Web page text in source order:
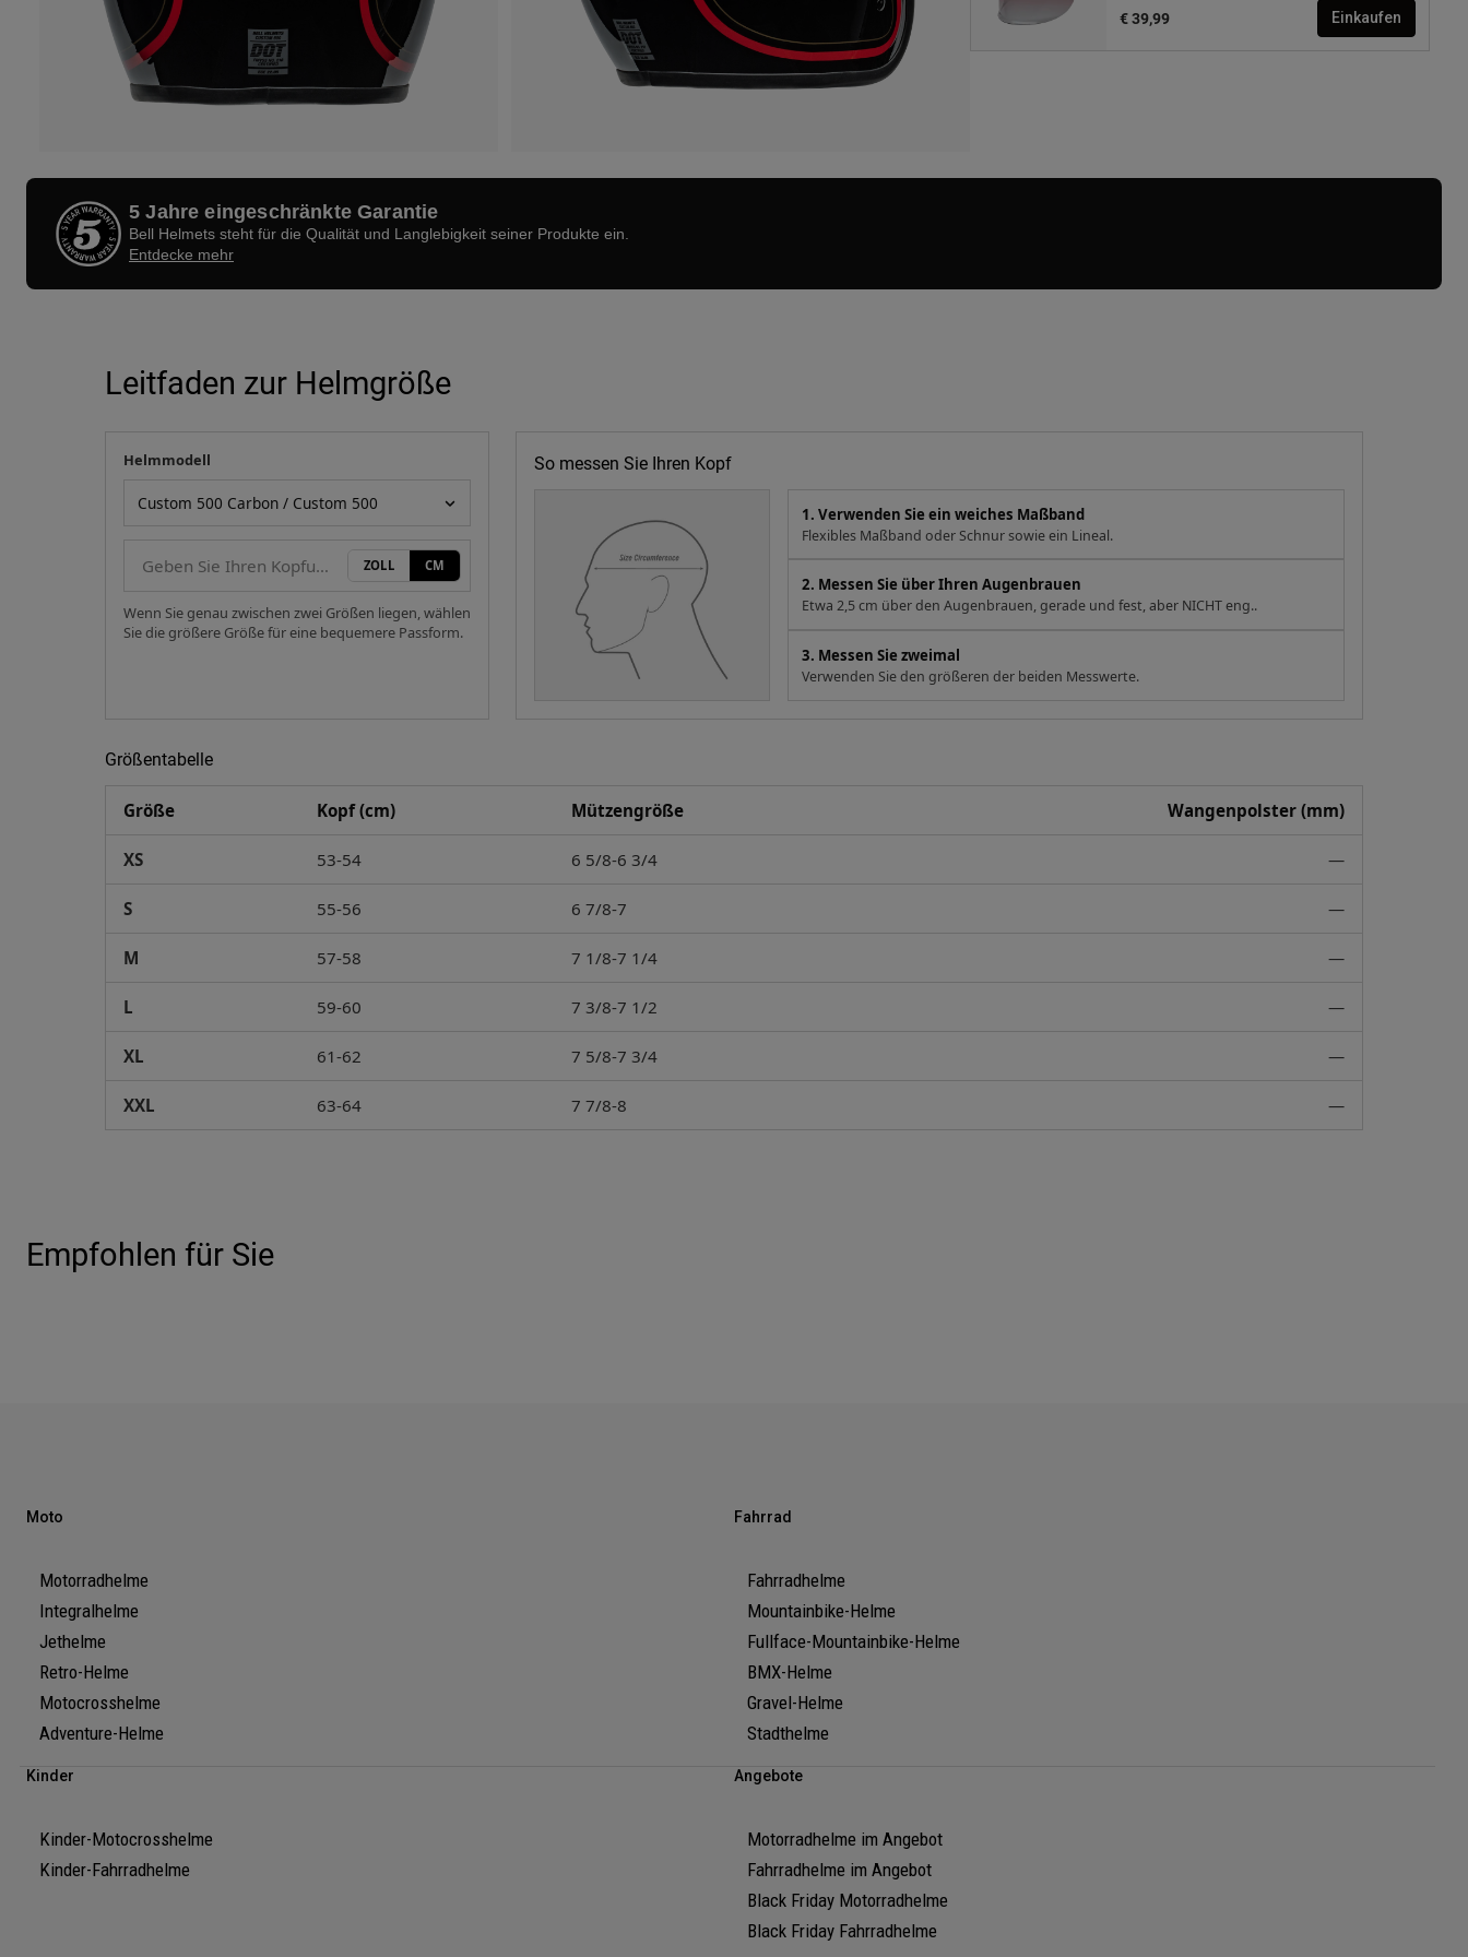
€ 39,99 Einkaufen
5 Jahre eingeschränkte Garantie
Bell Helmets steht für die Qualität und Langlebigkeit seiner Produkte ein.
Entdecke mehr
Leitfaden zur Helmgröße
So messen Sie Ihren Kopf
1. Verwenden Sie ein weiches Maßband
Flexibles Maßband oder Schnur sowie ein Lineal.
2. Messen Sie über Ihren Augenbrauen
Etwa 2,5 cm über den Augenbrauen, gerade und fest, aber NICHT eng..
3. Messen Sie zweimal
Verwenden Sie den größeren der beiden Messwerte.
Ihre Messung
Helmmodell
ZOLL CM
Wenn Sie genau zwischen zwei Größen liegen, wählen
Sie die größere Größe für eine bequemere Passform.
Größentabelle
Größe Kopf (cm) Mützengröße Wangenpolster (mm)
XS 53-54 6 5/8-6 3/4 —
S 55-56 6 7/8-7 —
M 57-58 7 1/8-7 1/4 —
L 59-60 7 3/8-7 1/2 —
XL 61-62 7 5/8-7 3/4 —
XXL 63-64 7 7/8-8 —
Empfohlen für Sie
Moto
Motorradhelme
Integralhelme
Jethelme
Retro-Helme
Motocrosshelme
Adventure-Helme
Fahrrad
Fahrradhelme
Mountainbike-Helme
Fullface-Mountainbike-Helme
BMX-Helme
Gravel-Helme
Stadthelme
Kinder
Kinder-Motocrosshelme
Kinder-Fahrradhelme
Angebote
Motorradhelme im Angebot
Fahrradhelme im Angebot
Black Friday Motorradhelme
Black Friday Fahrradhelme